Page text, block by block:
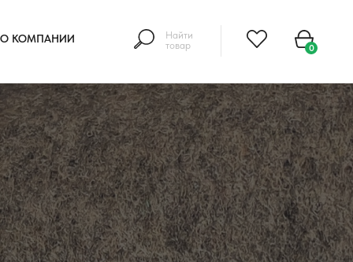
О КОМПАНИИ
Найти
товар
0